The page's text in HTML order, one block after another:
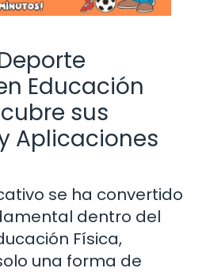
Educación
sus
Aplicaciones
se ha convertido
dentro del
Física,
una forma de